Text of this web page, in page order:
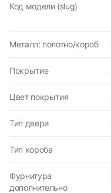
Код модели (slug)
Металл: полотно/короб
Покрытие
Цвет покрытия
Тип двери
Тип короба
Фурнитура
дополнительно